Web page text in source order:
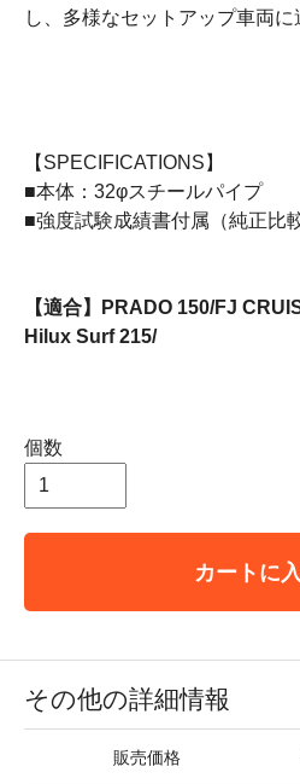
し、多様なセットアップ車両に
【SPECIFICATIONS】
■本体：32φスチールパイプ
■強度試験成績書付属（純正比較
【適合】PRADO 150/FJ
Hilux Surf 215/
個数
カートに
その他の詳細情報
販売価格